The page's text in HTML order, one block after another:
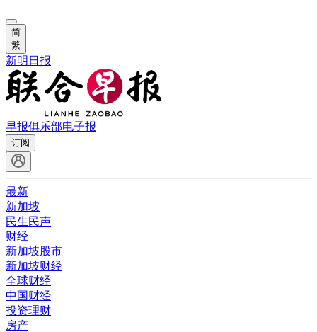
简
繁
新明日报
早报俱乐部电子报
订阅
最新
新加坡
民生民声
财经
新加坡股市
新加坡财经
全球财经
中国财经
投资理财
房产